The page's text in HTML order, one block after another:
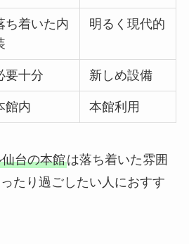
ち着いた内
明るく現代的
要十分 新しめ設備
館内 本館利用
台の本館は落ち着いた雰囲
たり過ごしたい人におすす